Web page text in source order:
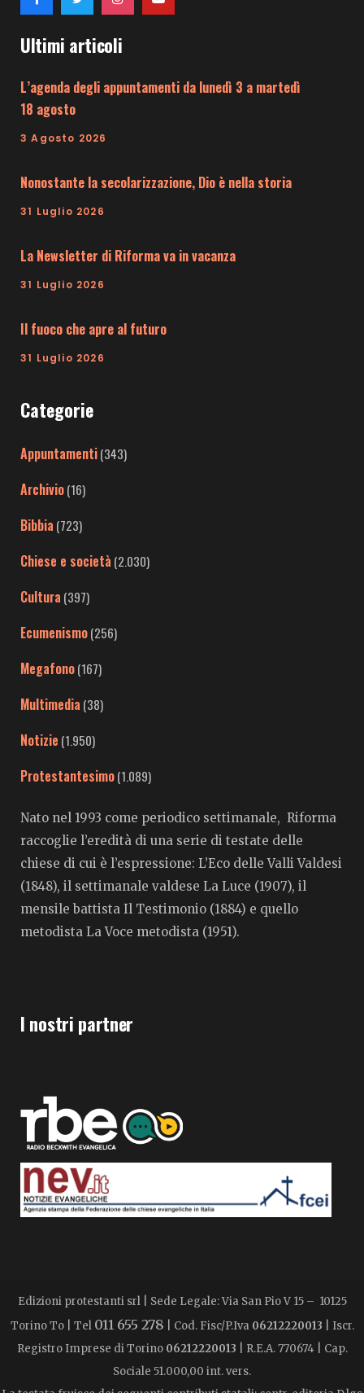
Ultimi articoli
L’agenda degli appuntamenti da lunedì 3 a martedì
18 agosto
3 Agosto 2026
Nonostante la secolarizzazione, Dio è nella storia
31 Luglio 2026
La Newsletter di Riforma va in vacanza
31 Luglio 2026
Il fuoco che apre al futuro
31 Luglio 2026
Categorie
Appuntamenti(343)
Archivio(16)
Bibbia (723)
Chiese e società (2.030)
Cultura (397)
Ecumenismo(256)
Megafono(167)
Multimedia (38)
Notizie (1.950)
Protestantesimo(1.089)
Nato nel 1993 come periodico settimanale, Riforma
raccoglie l’eredità di una serie di testate delle
chiese di cui è l’espressione: L’Eco delle Valli Valdesi
(1848), il settimanale valdese La Luce (1907), il
mensile battista Il Testimonio (1884) e quello
metodista La Voce metodista (1951).
I nostri partner
Edizioni protestanti srl | Sede Legale: Via San Pio V 15 – 10125
Torino To | Tel 011 655 278 | Cod. Fisc/P.Iva 06212220013 | Iscr.
Registro Imprese di Torino 06212220013 | R.E.A. 770674 | Cap.
Sociale 51.000,00 int. vers.